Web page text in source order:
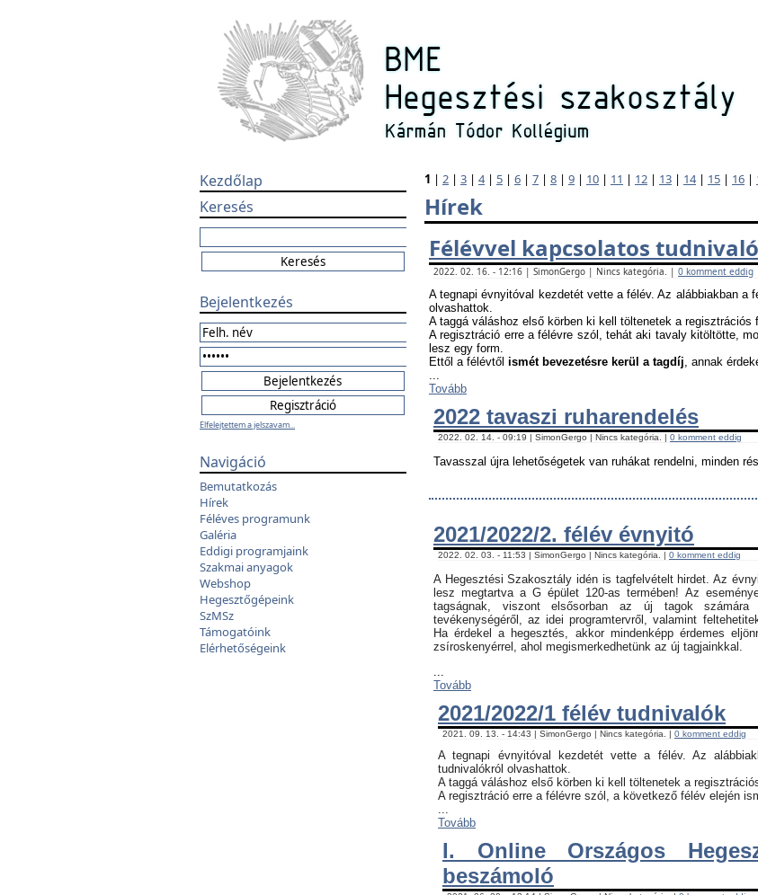
Kezdőlap
Keresés
Bejelentkezés
Elfelejtettem a jelszavam...
Navigáció
Bemutatkozás
Hírek
Féléves programunk
Galéria
Eddigi programjaink
Szakmai anyagok
Webshop
Hegesztőgépeink
SzMSz
Támogatóink
Elérhetőségeink
1 | 2 | 3 | 4| 5 | 6 | 7 | 8 | 9 | 10 | 11 | 12 | 13 | 14| 15 | 16 |
Hírek
Félévvel kapcsolatos
2022. 02. 16. - 12:16 | SimonGergo | Nincs kategória. | 0 komment eddig
A tegnapi évnyitóval kezdetét vette a félév. Az alábbiakban a
olvashattok.
A taggá váláshoz első körben ki kell töltenetek a regisztrációs
A regisztráció erre a félévre szól, tehát aki tavaly kitöltötte,
lesz egy form.
Ettől a félévtől ismét bevezetésre kerül a tagdíj, annak
...
Tovább
2022 tavaszi ruharendelés
2022. 02. 14. - 09:19 | SimonGergo | Nincs kategória. | 0 komment eddig
Tavasszal újra lehetőségetek van ruhákat rendelni, minden
2021/2022/2. félév évnyitó
2022. 02. 03. - 11:53 | SimonGergo | Nincs kategória. | 0 komment eddig
A Hegesztési Szakosztály idén is tagfelvételt hirdet. Az
lesz megtartva a G épület 120-as termében! Az
tagságnak, viszont elsősorban az új tagok
tevékenységéről, az idei programtervről, valamint
Ha érdekel a hegesztés, akkor mindenképp érdemes
zsíroskenyérrel, ahol megismerkedhetünk az új tagjainkkal.
...
Tovább
2021/2022/1 félév tudnivalók
2021. 09. 13. - 14:43 | SimonGergo | Nincs kategória. | 0 komment eddig
A tegnapi évnyitóval kezdetét vette a félév. Az
tudnivalókról olvashattok.
A taggá váláshoz első körben ki kell töltenetek a
A regisztráció erre a félévre szól, a következő félév elején
...
Tovább
I. Online Országos
beszámoló